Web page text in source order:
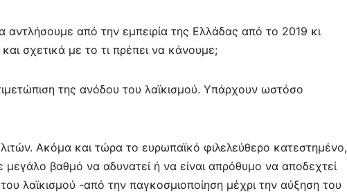
αντλήσουμε από την εμπειρία της Ελλάδας από το 2019 κι
σχετικά με το τι πρέπει να κάνουμε;
της ανόδου του λαϊκισμού. Υπάρχουν ωστόσο
Ακόμα και τώρα το ευρωπαϊκό φιλελεύθερο κατεστημένο,
βαθμό να αδυνατεί ή να είναι απρόθυμο να αποδεχτεί
λαϊκισμού -από την παγκοσμιοποίηση μέχρι την αύξηση του